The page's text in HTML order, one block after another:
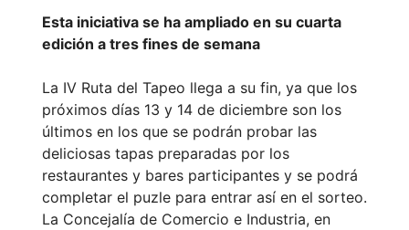
Esta iniciativa se ha ampliado en su cuarta
edición a tres fines de semana
La IV Ruta del Tapeo llega a su fin, ya que los
próximos días 13 y 14 de diciembre son los
últimos en los que se podrán probar las
deliciosas tapas preparadas por los
restaurantes y bares participantes y se podrá
completar el puzle para entrar así en el sorteo.
La Concejalía de Comercio e Industria, en